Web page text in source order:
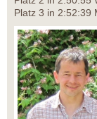
Platz 3 in 2:52:39